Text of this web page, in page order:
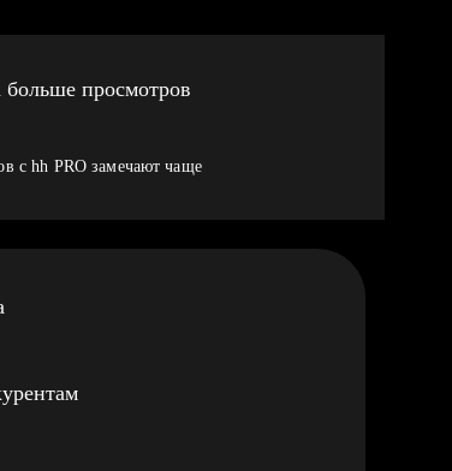
больше просмотров
с hh PRO замечают чаще